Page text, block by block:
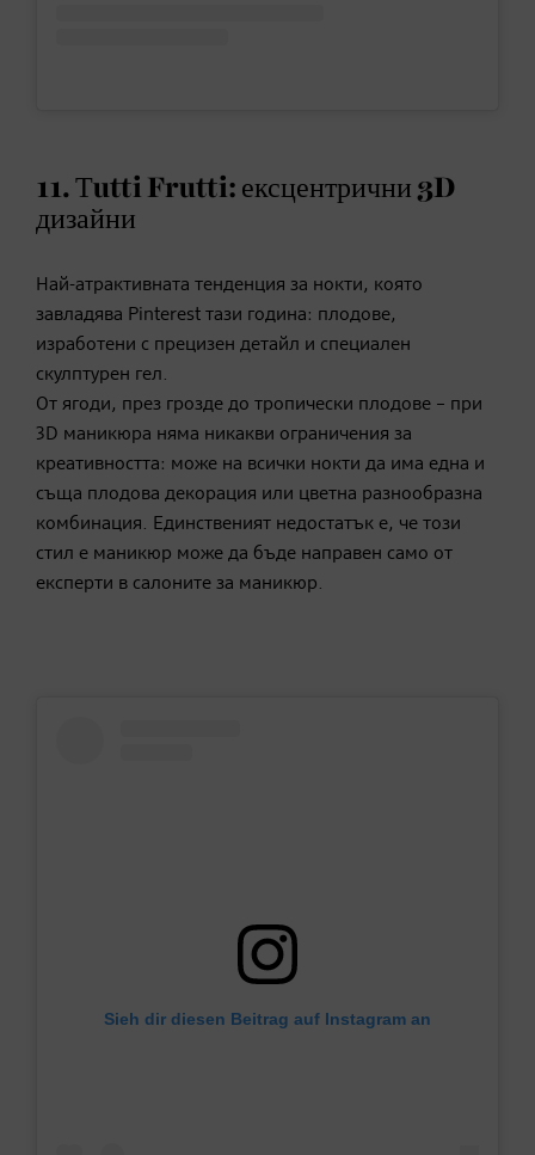
11. Тutti Frutti: ексцентрични 3D
дизайни
Най-атрактивната тенденция за нокти, която
завладява Pinterest тази година: плодове,
изработени с прецизен детайл и специален
скулптурен гел.
От ягоди, през грозде до тропически плодове – при
3D маникюра няма никакви ограничения за
креативността: може на всички нокти да има една и
съща плодова декорация или цветна разнообразна
комбинация. Единственият недостатък е, че този
стил е маникюр може да бъде направен само от
експерти в салоните за маникюр.
Sieh dir diesen Beitrag auf Instagram an